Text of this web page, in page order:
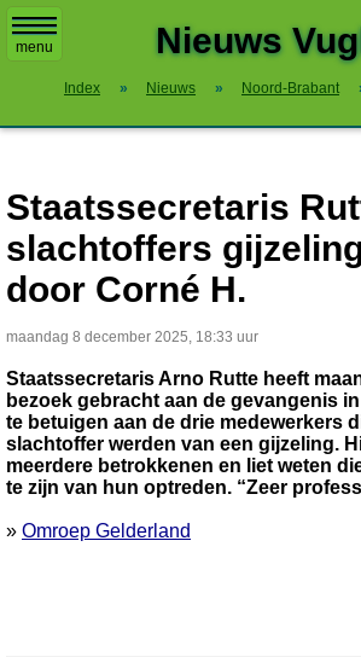
menu Nieuws
Index » Nieuws » Noord-Brabant
Staatssecretaris
slachtoffers
door Corné H.
maandag 8 december 2025, 18:33 uur
Staatssecretaris Arno Rutte heeft
bezoek gebracht aan de gevangenis
te betuigen aan de drie medewerkers
slachtoffer werden van een gijzeling.
meerdere betrokkenen en liet weten
te zijn van hun optreden. “Zeer
» Omroep Gelderland